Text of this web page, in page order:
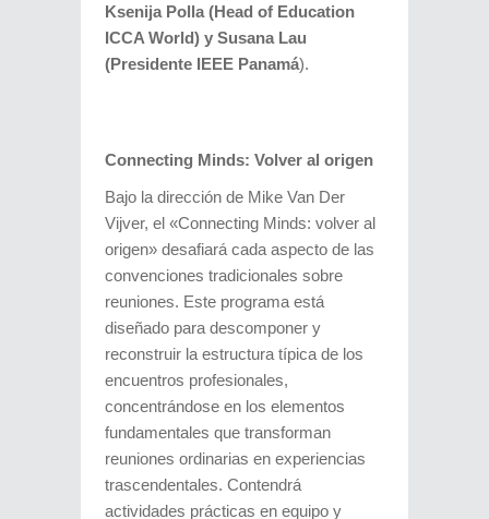
Ksenija Polla (Head of Education
ICCA World) y Susana Lau
(Presidente IEEE Panamá).
Connecting Minds: Volver al origen
Bajo la dirección de Mike Van Der
Vijver, el «Connecting Minds: volver al
origen» desafiará cada aspecto de las
convenciones tradicionales sobre
reuniones. Este programa está
diseñado para descomponer y
reconstruir la estructura típica de los
encuentros profesionales,
concentrándose en los elementos
fundamentales que transforman
reuniones ordinarias en experiencias
trascendentales. Contendrá
actividades prácticas en equipo y